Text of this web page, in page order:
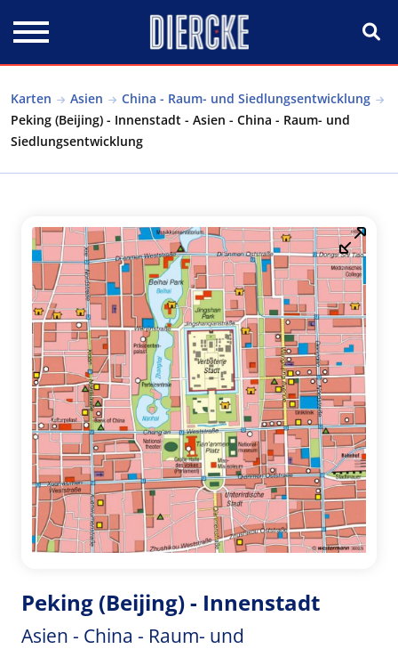
Karten Asien
China - Raum- und Siedlungsentwicklung
Peking (Beijing) - Innenstadt - Asien - China - Raum- und
Siedlungsentwicklung
Peking (Beijing) - Innenstadt
Asien - China - Raum- und